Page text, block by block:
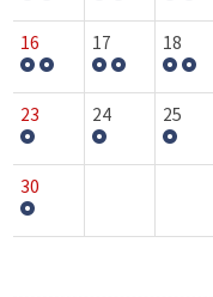
16 17 18
23 24 25
30